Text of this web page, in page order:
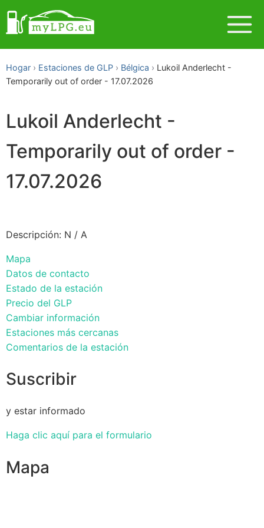
Hogar Estaciones de GLP Bélgica
Lukoil Anderlecht -
Temporarily out of order - 17.07.2026
Lukoil Anderlecht -
Temporarily out of order -
17.07.2026
Descripción: N / A
Mapa
Datos de contacto
Estado de la estación
Precio del GLP
Cambiar información
Estaciones más cercanas
Comentarios de la estación
Suscribir
y estar informado
Haga clic aquí para el formulario
Mapa